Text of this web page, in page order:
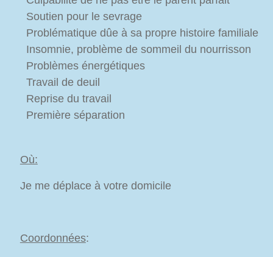
Soutien pour le sevrage
Problématique dûe à sa propre histoire familiale
Insomnie, problème de sommeil du nourrisson
Problèmes énergétiques
Travail de deuil
Reprise du travail
Première séparation
Où:
Je me déplace à votre domicile
Coordonnées: